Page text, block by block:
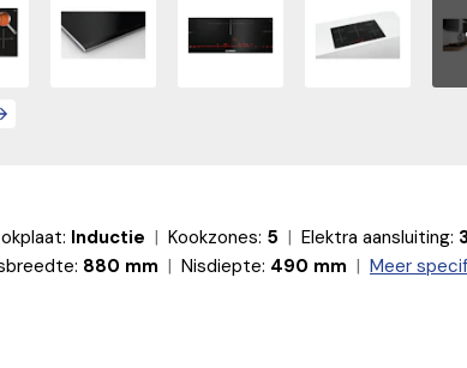
Inductie Kookzones: 5 Elektra aansluiting:
880 mm Nisdiepte: 490 mm Meer